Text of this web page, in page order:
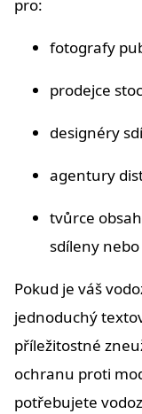
pro:
fotografy
prodejce
designéry
agentury
tvůrce
sdíleny
Pokud je váš
jednoduchý
příležitostné
ochranu proti
potřebujete